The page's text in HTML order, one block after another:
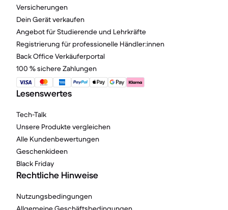
Versicherungen
Dein Gerät verkaufen
Angebot für Studierende und Lehrkräfte
Registrierung für professionelle Händler:innen
Back Office Verkäuferportal
100 % sichere Zahlungen
Lesenswertes
Tech-Talk
Unsere Produkte vergleichen
Alle Kundenbewertungen
Geschenkideen
Black Friday
Rechtliche Hinweise
Nutzungsbedingungen